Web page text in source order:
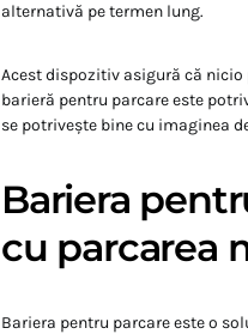
alternativă pe termen lung.
Acest dispozitiv asigură că nicio
barieră pentru parcare este
se potrivește bine cu imaginea
Bariera
cu parcarea
Bariera pentru parcare este o